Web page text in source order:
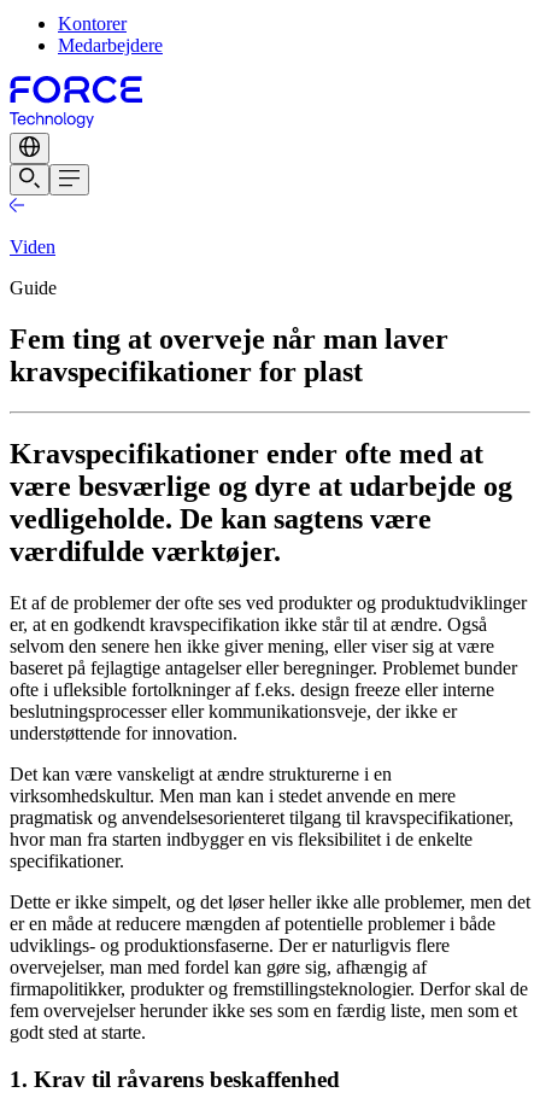
Kontorer
Medarbejdere
Viden
Guide
Fem ting at overveje når man laver
kravspecifikationer for plast
Kravspecifikationer ender ofte med at
være besværlige og dyre at udarbejde og
vedligeholde. De kan sagtens være
værdifulde værktøjer.
Et af de problemer der ofte ses ved produkter og produktudviklinger
er, at en godkendt kravspecifikation ikke står til at ændre. Også
selvom den senere hen ikke giver mening, eller viser sig at være
baseret på fejlagtige antagelser eller beregninger. Problemet bunder
ofte i ufleksible fortolkninger af f.eks. design freeze eller interne
beslutningsprocesser eller kommunikationsveje, der ikke er
understøttende for innovation.
Det kan være vanskeligt at ændre strukturerne i en
virksomhedskultur. Men man kan i stedet anvende en mere
pragmatisk og anvendelsesorienteret tilgang til kravspecifikationer,
hvor man fra starten indbygger en vis fleksibilitet i de enkelte
specifikationer.
Dette er ikke simpelt, og det løser heller ikke alle problemer, men det
er en måde at reducere mængden af potentielle problemer i både
udviklings- og produktionsfaserne. Der er naturligvis flere
overvejelser, man med fordel kan gøre sig, afhængig af
firmapolitikker, produkter og fremstillingsteknologier. Derfor skal de
fem overvejelser herunder ikke ses som en færdig liste, men som et
godt sted at starte.
1. Krav til råvarens beskaffenhed